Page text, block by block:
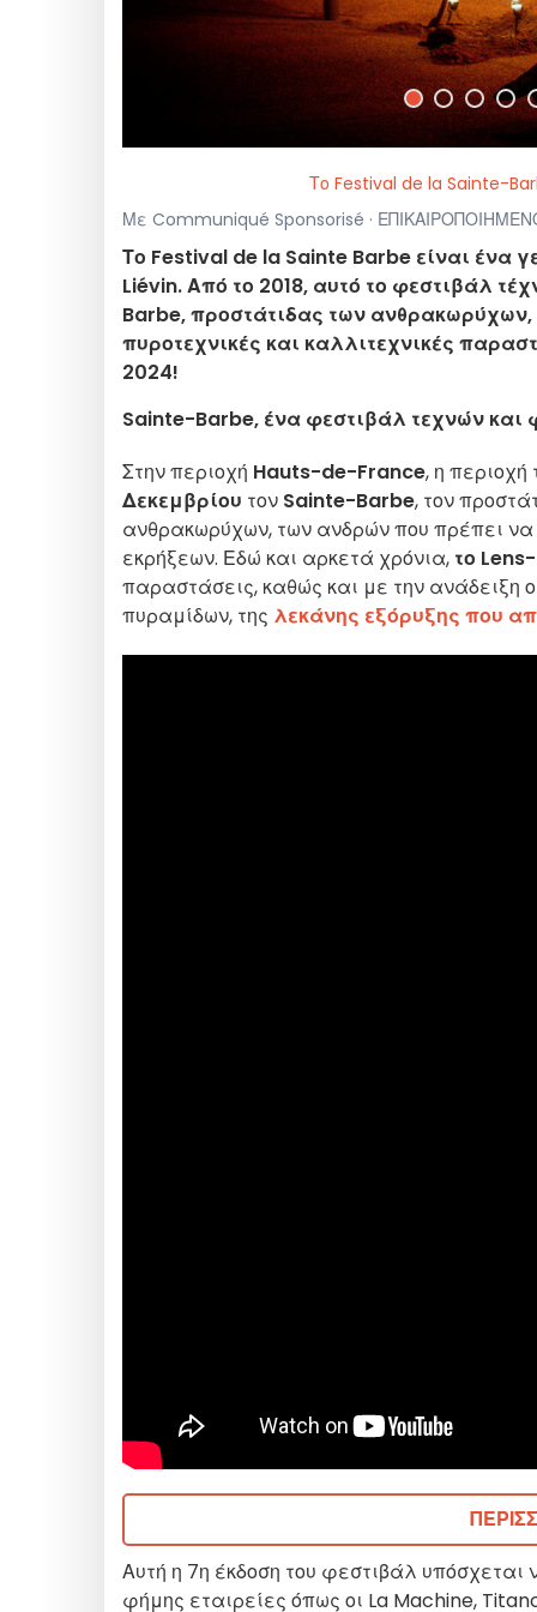
Το Festival de la Sainte-
Με Communiqué Sponsorisé ·
Το Festival de la Sainte Barbe είναι ένα
Liévin. Από το 2018, αυτό το φεστιβάλ
Barbe, προστάτιδας των
πυροτεχνικές και καλλιτεχνικές
2024!
Sainte-Barbe, ένα φεστιβάλ τεχνών και
Στην περιοχή Hauts-de-France, η
Δεκεμβρίου τον Sainte-Barbe, τον
ανθρακωρύχων, των ανδρών που πρέπει να
εκρήξεων. Εδώ και αρκετά χρόνια, το
παραστάσεις, καθώς και με την ανάδειξη
πυραμίδων, της λεκάνης εξόρυξης που
Αυτή η 7η έκδοση του φεστιβάλ υπόσχεται
φήμης εταιρείες όπως οι La Machine,